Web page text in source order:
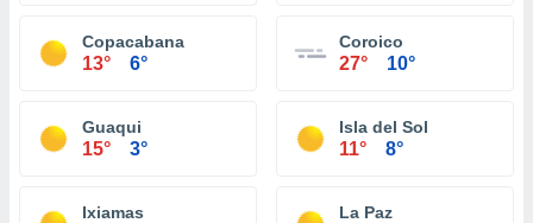
Copacabana
13° 6°
Coroico
27° 10°
Guaqui
15° 3°
Isla del Sol
11° 8°
Ixiamas La Paz